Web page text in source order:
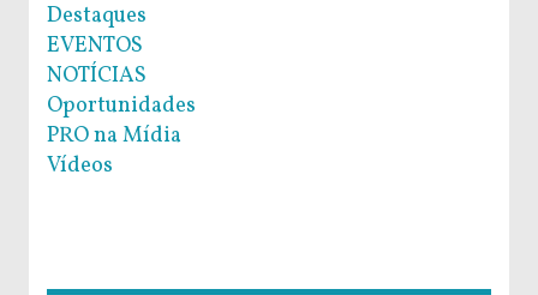
Destaques
EVENTOS
NOTÍCIAS
Oportunidades
PRO na Mídia
Vídeos